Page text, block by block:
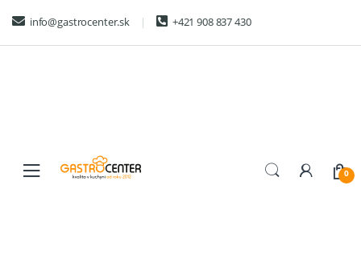
navigation
content
info@gastrocenter.sk +421 908 837 430
0